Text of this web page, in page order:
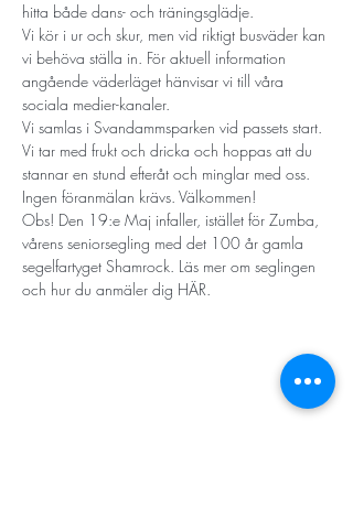
hitta både dans- och träningsglädje.
Vi kör i ur och skur, men vid riktigt busväder kan
vi behöva ställa in. För aktuell information
angående väderläget hänvisar vi till våra
sociala medier-kanaler.
Vi samlas i Svandammsparken vid passets start.
Vi tar med frukt och dricka och hoppas att du
stannar en stund efteråt och minglar med oss.
Ingen föranmälan krävs. Välkommen!
Obs! Den 19:e Maj infaller, istället för Zumba,
vårens seniorsegling med det 100 år gamla
segelfartyget Shamrock. Läs mer om seglingen
och hur du anmäler dig HÄR.